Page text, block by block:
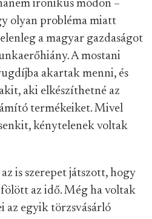
ironikus módon –
olyan probléma miatt
a magyar gazdaságot
A mostani
akartak menni, és
aki elkészíthetné az
termékeiket. Mivel
kénytelenek voltak
is szerepet játszott, hogy
az idő. Még ha voltak
az egyik törzsvásárló